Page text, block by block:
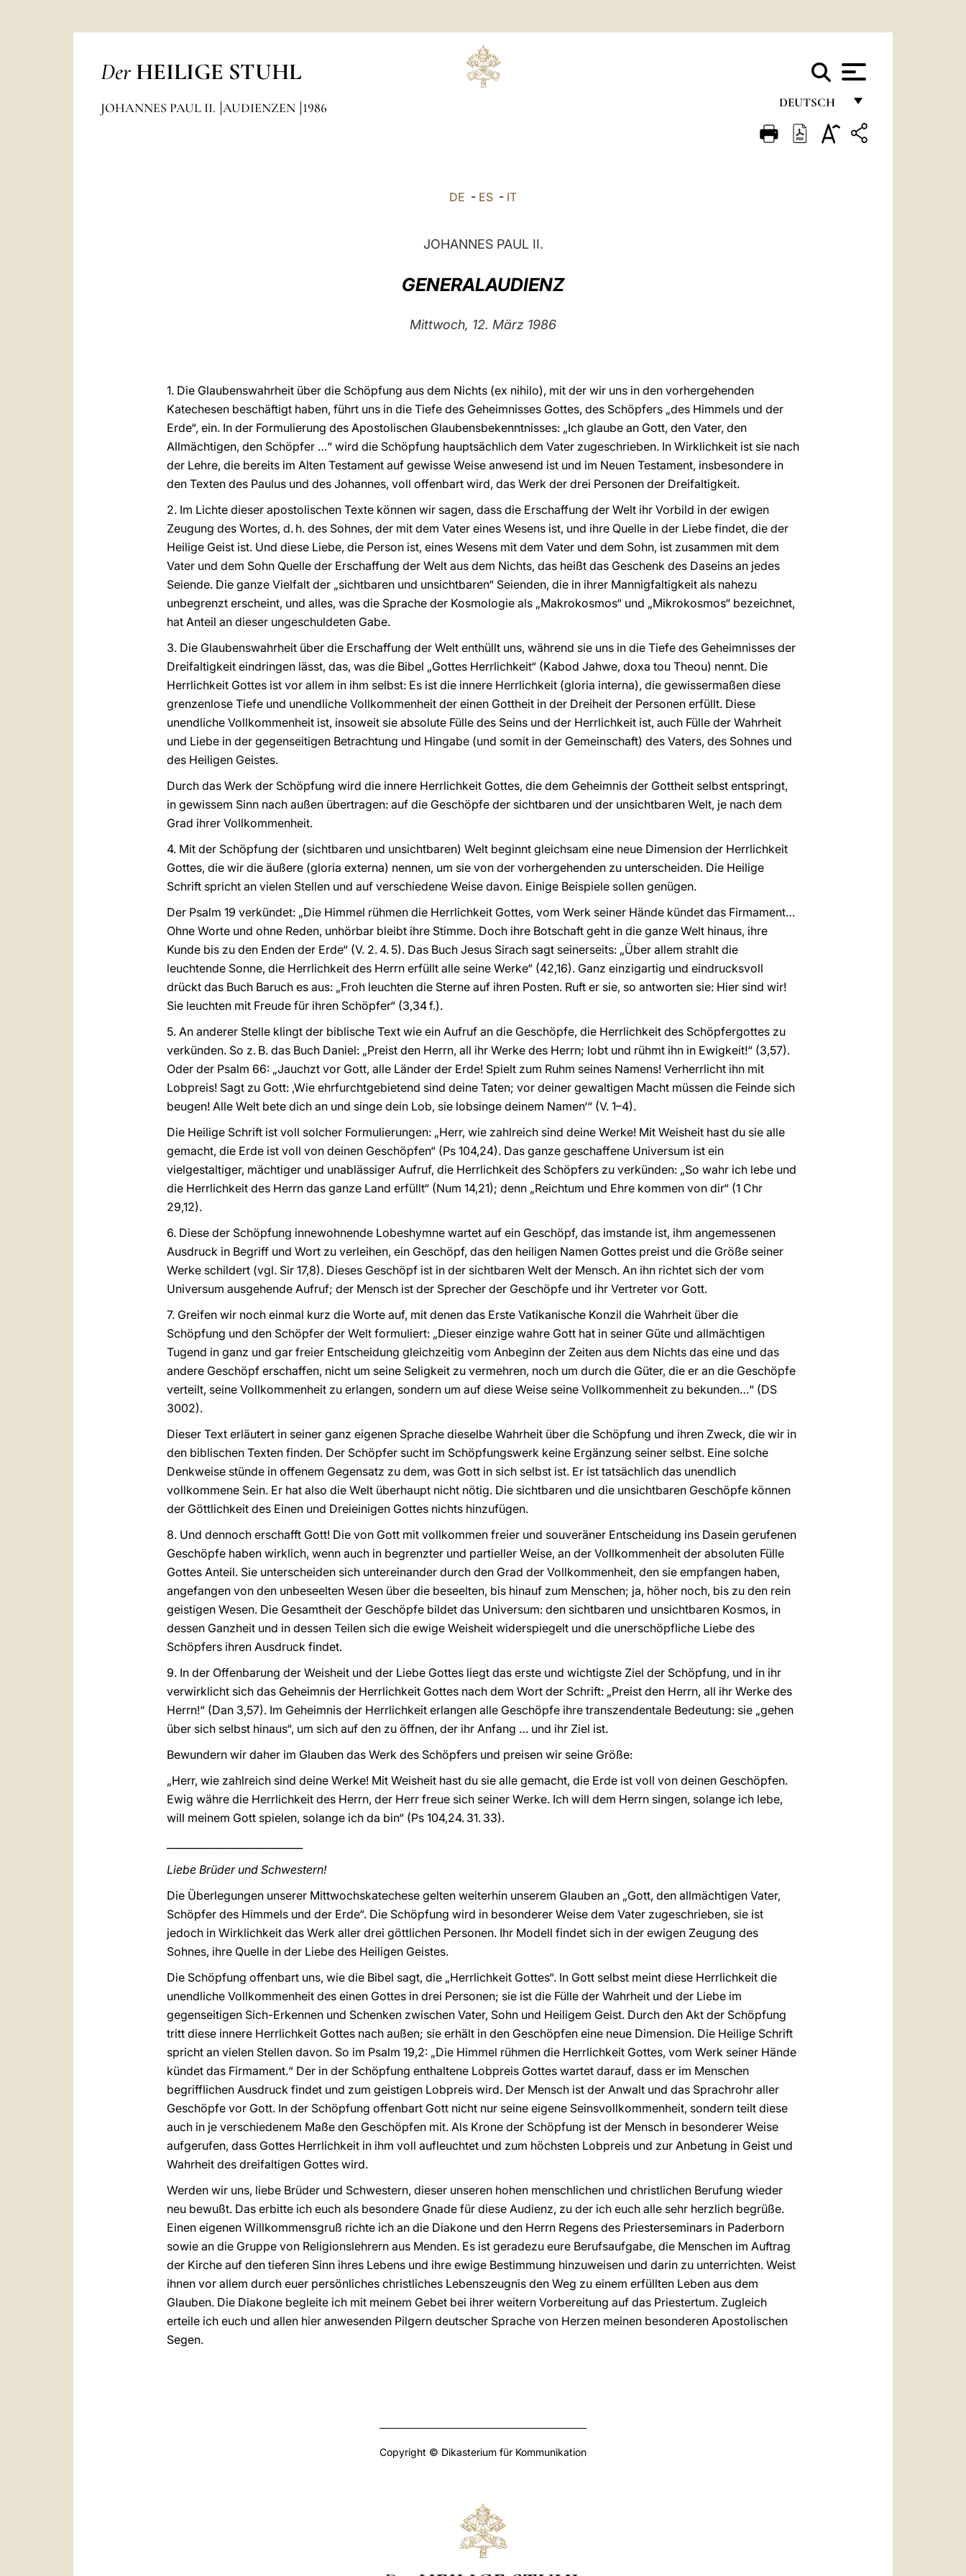
Der HEILIGE STUHL
DEUTSCH
FRANÇAIS
JOHANNES PAUL II. AUDIENZEN 1986
DE - ES - IT
JOHANNES PAUL II.
GENERALAUDIENZ
Mittwoch, 12. März 1986
1. Die Glaubenswahrheit über die Schöpfung aus dem Nichts (ex nihilo), mit der wir uns in den vorhergehenden
Katechesen beschäftigt haben, führt uns in die Tiefe des Geheimnisses Gottes, des Schöpfers „des Himmels und der
Erde“, ein. In der Formulierung des Apostolischen Glaubensbekenntnisses: „Ich glaube an Gott, den Vater, den
Allmächtigen, den Schöpfer …“ wird die Schöpfung hauptsächlich dem Vater zugeschrieben. In Wirklichkeit ist sie nach
der Lehre, die bereits im Alten Testament auf gewisse Weise anwesend ist und im Neuen Testament, insbesondere in
den Texten des Paulus und des Johannes, voll offenbart wird, das Werk der drei Personen der Dreifaltigkeit.
2. Im Lichte dieser apostolischen Texte können wir sagen, dass die Erschaffung der Welt ihr Vorbild in der ewigen
Zeugung des Wortes, d. h. des Sohnes, der mit dem Vater eines Wesens ist, und ihre Quelle in der Liebe findet, die der
Heilige Geist ist. Und diese Liebe, die Person ist, eines Wesens mit dem Vater und dem Sohn, ist zusammen mit dem
Vater und dem Sohn Quelle der Erschaffung der Welt aus dem Nichts, das heißt das Geschenk des Daseins an jedes
Seiende. Die ganze Vielfalt der „sichtbaren und unsichtbaren“ Seienden, die in ihrer Mannigfaltigkeit als nahezu
unbegrenzt erscheint, und alles, was die Sprache der Kosmologie als „Makrokosmos“ und „Mikrokosmos“ bezeichnet,
hat Anteil an dieser ungeschuldeten Gabe.
3. Die Glaubenswahrheit über die Erschaffung der Welt enthüllt uns, während sie uns in die Tiefe des Geheimnisses der
Dreifaltigkeit eindringen lässt, das, was die Bibel „Gottes Herrlichkeit“ (Kabod Jahwe, doxa tou Theou) nennt. Die
Herrlichkeit Gottes ist vor allem in ihm selbst: Es ist die innere Herrlichkeit (gloria interna), die gewissermaßen diese
grenzenlose Tiefe und unendliche Vollkommenheit der einen Gottheit in der Dreiheit der Personen erfüllt. Diese
unendliche Vollkommenheit ist, insoweit sie absolute Fülle des Seins und der Herrlichkeit ist, auch Fülle der Wahrheit
und Liebe in der gegenseitigen Betrachtung und Hingabe (und somit in der Gemeinschaft) des Vaters, des Sohnes und
des Heiligen Geistes.
Durch das Werk der Schöpfung wird die innere Herrlichkeit Gottes, die dem Geheimnis der Gottheit selbst entspringt,
in gewissem Sinn nach außen übertragen: auf die Geschöpfe der sichtbaren und der unsichtbaren Welt, je nach dem
Grad ihrer Vollkommenheit.
4. Mit der Schöpfung der (sichtbaren und unsichtbaren) Welt beginnt gleichsam eine neue Dimension der Herrlichkeit
Gottes, die wir die äußere (gloria externa) nennen, um sie von der vorhergehenden zu unterscheiden. Die Heilige
Schrift spricht an vielen Stellen und auf verschiedene Weise davon. Einige Beispiele sollen genügen.
Der Psalm 19 verkündet: „Die Himmel rühmen die Herrlichkeit Gottes, vom Werk seiner Hände kündet das Firmament…
Ohne Worte und ohne Reden, unhörbar bleibt ihre Stimme. Doch ihre Botschaft geht in die ganze Welt hinaus, ihre
Kunde bis zu den Enden der Erde“ (V. 2. 4. 5). Das Buch Jesus Sirach sagt seinerseits: „Über allem strahlt die
leuchtende Sonne, die Herrlichkeit des Herrn erfüllt alle seine Werke“ (42,16). Ganz einzigartig und eindrucksvoll
drückt das Buch Baruch es aus: „Froh leuchten die Sterne auf ihren Posten. Ruft er sie, so antworten sie: Hier sind wir!
Sie leuchten mit Freude für ihren Schöpfer“ (3,34 f.).
5. An anderer Stelle klingt der biblische Text wie ein Aufruf an die Geschöpfe, die Herrlichkeit des Schöpfergottes zu
verkünden. So z. B. das Buch Daniel: „Preist den Herrn, all ihr Werke des Herrn; lobt und rühmt ihn in Ewigkeit!“ (3,57).
Oder der Psalm 66: „Jauchzt vor Gott, alle Länder der Erde! Spielt zum Ruhm seines Namens! Verherrlicht ihn mit
Lobpreis! Sagt zu Gott: ‚Wie ehrfurchtgebietend sind deine Taten; vor deiner gewaltigen Macht müssen die Feinde sich
beugen! Alle Welt bete dich an und singe dein Lob, sie lobsinge deinem Namen‘“ (V. 1–4).
Die Heilige Schrift ist voll solcher Formulierungen: „Herr, wie zahlreich sind deine Werke! Mit Weisheit hast du sie alle
gemacht, die Erde ist voll von deinen Geschöpfen“ (Ps 104,24). Das ganze geschaffene Universum ist ein
vielgestaltiger, mächtiger und unablässiger Aufruf, die Herrlichkeit des Schöpfers zu verkünden: „So wahr ich lebe und
die Herrlichkeit des Herrn das ganze Land erfüllt“ (Num 14,21); denn „Reichtum und Ehre kommen von dir“ (1 Chr
29,12).
6. Diese der Schöpfung innewohnende Lobeshymne wartet auf ein Geschöpf, das imstande ist, ihm angemessenen
Ausdruck in Begriff und Wort zu verleihen, ein Geschöpf, das den heiligen Namen Gottes preist und die Größe seiner
Werke schildert (vgl. Sir 17,8). Dieses Geschöpf ist in der sichtbaren Welt der Mensch. An ihn richtet sich der vom
Universum ausgehende Aufruf; der Mensch ist der Sprecher der Geschöpfe und ihr Vertreter vor Gott.
7. Greifen wir noch einmal kurz die Worte auf, mit denen das Erste Vatikanische Konzil die Wahrheit über die
Schöpfung und den Schöpfer der Welt formuliert: „Dieser einzige wahre Gott hat in seiner Güte und allmächtigen
Tugend in ganz und gar freier Entscheidung gleichzeitig vom Anbeginn der Zeiten aus dem Nichts das eine und das
andere Geschöpf erschaffen, nicht um seine Seligkeit zu vermehren, noch um durch die Güter, die er an die Geschöpfe
verteilt, seine Vollkommenheit zu erlangen, sondern um auf diese Weise seine Vollkommenheit zu bekunden…“ (DS
3002).
Dieser Text erläutert in seiner ganz eigenen Sprache dieselbe Wahrheit über die Schöpfung und ihren Zweck, die wir in
den biblischen Texten finden. Der Schöpfer sucht im Schöpfungswerk keine Ergänzung seiner selbst. Eine solche
Denkweise stünde in offenem Gegensatz zu dem, was Gott in sich selbst ist. Er ist tatsächlich das unendlich
vollkommene Sein. Er hat also die Welt überhaupt nicht nötig. Die sichtbaren und die unsichtbaren Geschöpfe können
der Göttlichkeit des Einen und Dreieinigen Gottes nichts hinzufügen.
8. Und dennoch erschafft Gott! Die von Gott mit vollkommen freier und souveräner Entscheidung ins Dasein gerufenen
Geschöpfe haben wirklich, wenn auch in begrenzter und partieller Weise, an der Vollkommenheit der absoluten Fülle
Gottes Anteil. Sie unterscheiden sich untereinander durch den Grad der Vollkommenheit, den sie empfangen haben,
angefangen von den unbeseelten Wesen über die beseelten, bis hinauf zum Menschen; ja, höher noch, bis zu den rein
geistigen Wesen. Die Gesamtheit der Geschöpfe bildet das Universum: den sichtbaren und unsichtbaren Kosmos, in
dessen Ganzheit und in dessen Teilen sich die ewige Weisheit widerspiegelt und die unerschöpfliche Liebe des
Schöpfers ihren Ausdruck findet.
9. In der Offenbarung der Weisheit und der Liebe Gottes liegt das erste und wichtigste Ziel der Schöpfung, und in ihr
verwirklicht sich das Geheimnis der Herrlichkeit Gottes nach dem Wort der Schrift: „Preist den Herrn, all ihr Werke des
Herrn!“ (Dan 3,57). Im Geheimnis der Herrlichkeit erlangen alle Geschöpfe ihre transzendentale Bedeutung: sie „gehen
über sich selbst hinaus“, um sich auf den zu öffnen, der ihr Anfang … und ihr Ziel ist.
Bewundern wir daher im Glauben das Werk des Schöpfers und preisen wir seine Größe:
„Herr, wie zahlreich sind deine Werke! Mit Weisheit hast du sie alle gemacht, die Erde ist voll von deinen Geschöpfen.
Ewig währe die Herrlichkeit des Herrn, der Herr freue sich seiner Werke. Ich will dem Herrn singen, solange ich lebe,
will meinem Gott spielen, solange ich da bin“ (Ps 104,24. 31. 33).
Liebe Brüder und Schwestern!
Die Überlegungen unserer Mittwochskatechese gelten weiterhin unserem Glauben an „Gott, den allmächtigen Vater,
Schöpfer des Himmels und der Erde“. Die Schöpfung wird in besonderer Weise dem Vater zugeschrieben, sie ist
jedoch in Wirklichkeit das Werk aller drei göttlichen Personen. Ihr Modell findet sich in der ewigen Zeugung des
Sohnes, ihre Quelle in der Liebe des Heiligen Geistes.
Die Schöpfung offenbart uns, wie die Bibel sagt, die „Herrlichkeit Gottes“. In Gott selbst meint diese Herrlichkeit die
unendliche Vollkommenheit des einen Gottes in drei Personen; sie ist die Fülle der Wahrheit und der Liebe im
gegenseitigen Sich-Erkennen und Schenken zwischen Vater, Sohn und Heiligem Geist. Durch den Akt der Schöpfung
tritt diese innere Herrlichkeit Gottes nach außen; sie erhält in den Geschöpfen eine neue Dimension. Die Heilige Schrift
spricht an vielen Stellen davon. So im Psalm 19,2: „Die Himmel rühmen die Herrlichkeit Gottes, vom Werk seiner Hände
kündet das Firmament.“ Der in der Schöpfung enthaltene Lobpreis Gottes wartet darauf, dass er im Menschen
begrifflichen Ausdruck findet und zum geistigen Lobpreis wird. Der Mensch ist der Anwalt und das Sprachrohr aller
Geschöpfe vor Gott. In der Schöpfung offenbart Gott nicht nur seine eigene Seinsvollkommenheit, sondern teilt diese
auch in je verschiedenem Maße den Geschöpfen mit. Als Krone der Schöpfung ist der Mensch in besonderer Weise
aufgerufen, dass Gottes Herrlichkeit in ihm voll aufleuchtet und zum höchsten Lobpreis und zur Anbetung in Geist und
Wahrheit des dreifaltigen Gottes wird.
Werden wir uns, liebe Brüder und Schwestern, dieser unseren hohen menschlichen und christlichen Berufung wieder
neu bewußt. Das erbitte ich euch als besondere Gnade für diese Audienz, zu der ich euch alle sehr herzlich begrüße.
Einen eigenen Willkommensgruß richte ich an die Diakone und den Herrn Regens des Priesterseminars in Paderborn
sowie an die Gruppe von Religionslehrern aus Menden. Es ist geradezu eure Berufsaufgabe, die Menschen im Auftrag
der Kirche auf den tieferen Sinn ihres Lebens und ihre ewige Bestimmung hinzuweisen und darin zu unterrichten. Weist
ihnen vor allem durch euer persönliches christliches Lebenszeugnis den Weg zu einem erfüllten Leben aus dem
Glauben. Die Diakone begleite ich mit meinem Gebet bei ihrer weitern Vorbereitung auf das Priestertum. Zugleich
erteile ich euch und allen hier anwesenden Pilgern deutscher Sprache von Herzen meinen besonderen Apostolischen
Segen.
Copyright © Dikasterium für Kommunikation